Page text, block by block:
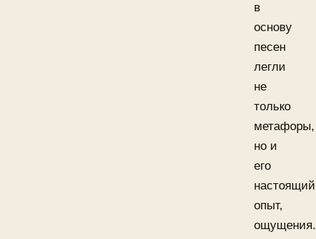
в
основу
песен
легли
не
только
метафоры,
но и
его
настоящий
опыт,
ощущения.